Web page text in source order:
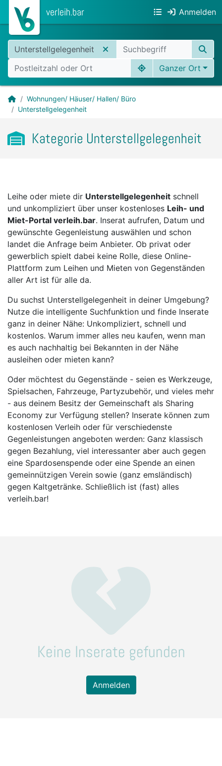
verleih.bar Anmelden
Unterstellgelegenheit
Ganzer Ort
Wohnungen/ Häuser/ Hallen/ Büro
Unterstellgelegenheit
Kategorie Unterstellgelegenheit
Leihe oder miete dir Unterstellgelegenheit schnell
und unkompliziert über unser kostenloses Leih- und
Miet-Portal verleih.bar. Inserat aufrufen, Datum und
gewünschte Gegenleistung auswählen und schon
landet die Anfrage beim Anbieter. Ob privat oder
gewerblich spielt dabei keine Rolle, diese Online-
Plattform zum Leihen und Mieten von Gegenständen
aller Art ist für alle da.
Du suchst Unterstellgelegenheit in deiner Umgebung?
Nutze die intelligente Suchfunktion und finde Inserate
ganz in deiner Nähe: Unkompliziert, schnell und
kostenlos. Warum immer alles neu kaufen, wenn man
es auch nachhaltig bei Bekannten in der Nähe
ausleihen oder mieten kann?
Oder möchtest du Gegenstände - seien es Werkzeuge,
Spielsachen, Fahrzeuge, Partyzubehör, und vieles mehr
- aus deinem Besitz der Gemeinschaft als Sharing
Economy zur Verfügung stellen? Inserate können zum
kostenlosen Verleih oder für verschiedenste
Gegenleistungen angeboten werden: Ganz klassisch
gegen Bezahlung, viel interessanter aber auch gegen
eine Spardosenspende oder eine Spende an einen
gemeinnützigen Verein sowie (ganz emsländisch)
gegen Kaltgetränke. Schließlich ist (fast) alles
verleih.bar!
Keine Inserate gefunden
Anmelden